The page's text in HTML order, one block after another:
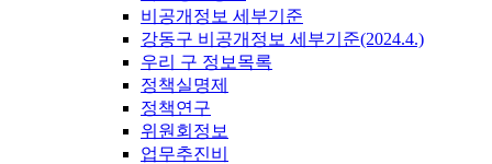
비공개정보 세부기준
강동구 비공개정보 세부기준(2024.4.)
우리 구 정보목록
정책실명제
정책연구
위원회정보
업무추진비